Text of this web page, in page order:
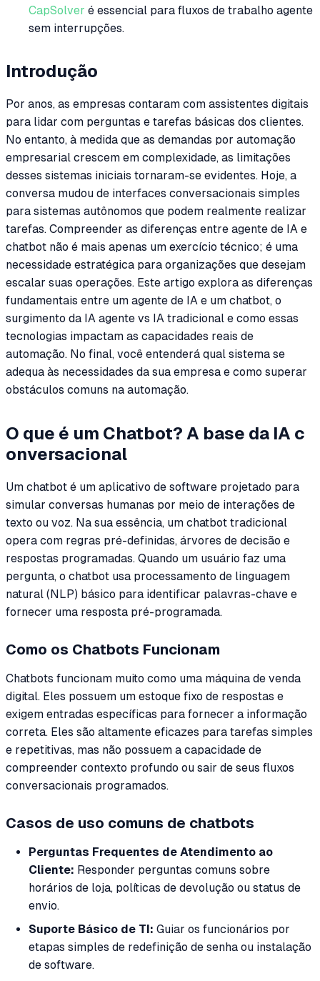
CapSolver é essencial para fluxos de trabalho agente
sem interrupções.
Introdução
Por anos, as empresas contaram com assistentes digitais
para lidar com perguntas e tarefas básicas dos clientes.
No entanto, à medida que as demandas por automação
empresarial crescem em complexidade, as limitações
desses sistemas iniciais tornaram-se evidentes. Hoje, a
conversa mudou de interfaces conversacionais simples
para sistemas autônomos que podem realmente realizar
tarefas. Compreender as diferenças entre agente de IA e
chatbot não é mais apenas um exercício técnico; é uma
necessidade estratégica para organizações que desejam
escalar suas operações. Este artigo explora as diferenças
fundamentais entre um agente de IA e um chatbot, o
surgimento da IA agente vs IA tradicional e como essas
tecnologias impactam as capacidades reais de
automação. No final, você entenderá qual sistema se
adequa às necessidades da sua empresa e como superar
obstáculos comuns na automação.
O que é um Chatbot? A base da IA c
onversacional
Um chatbot é um aplicativo de software projetado para
simular conversas humanas por meio de interações de
texto ou voz. Na sua essência, um chatbot tradicional
opera com regras pré-definidas, árvores de decisão e
respostas programadas. Quando um usuário faz uma
pergunta, o chatbot usa processamento de linguagem
natural (NLP) básico para identificar palavras-chave e
fornecer uma resposta pré-programada.
Como os Chatbots Funcionam
Chatbots funcionam muito como uma máquina de venda
digital. Eles possuem um estoque fixo de respostas e
exigem entradas específicas para fornecer a informação
correta. Eles são altamente eficazes para tarefas simples
e repetitivas, mas não possuem a capacidade de
compreender contexto profundo ou sair de seus fluxos
conversacionais programados.
Casos de uso comuns de chatbots
Perguntas Frequentes de Atendimento ao
Cliente: Responder perguntas comuns sobre
horários de loja, políticas de devolução ou status de
envio.
Suporte Básico de TI: Guiar os funcionários por
etapas simples de redefinição de senha ou instalação
de software.